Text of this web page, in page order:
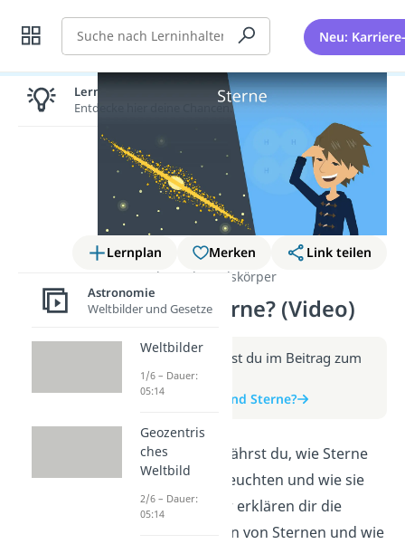
Suche Neu:
Lernplan Merken
Link teilen
Astronomie
Himmelskörper
Was sind Sterne? (Video)
Weitere Infos erhältst du im Beitrag zum
Video
zum Beitrag: Was sind Sterne?
In diesem Video erfährst du, wie Sterne
entstehen, wie sie leuchten und wie sie
sich entwickeln. Wir erklären dir die
verschiedenen Arten von Sternen und wie
Lernen lohnt sich!
Entdecke hier deine Chancen.
Astronomie
Weltbilder und Gesetze
Weltbilder
1/6 – Dauer:
05:14
Geozentris
ches
Weltbild
2/6 – Dauer:
05:14